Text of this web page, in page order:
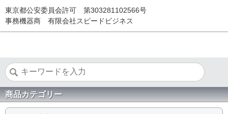
東京都公安委員会許可 第303281102566号
事務機器商 有限会社スピードビジネス
商品カテゴリー